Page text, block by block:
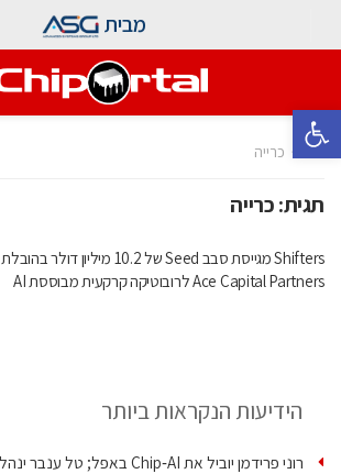
פתח סרגל נגישות
מבית
בית כרייה
תגית:כרייה
Shifters מגייסת סבב Seed של 10.2 מיליון דולר בהובלת
Ace Capital Partners לרובוטיקה קרקעית מבוססת AI
הידיעות הנקראות ביותר
רוני פרידמן יוביל את Chip‑AI באפל; טל ענבר ינהל את…